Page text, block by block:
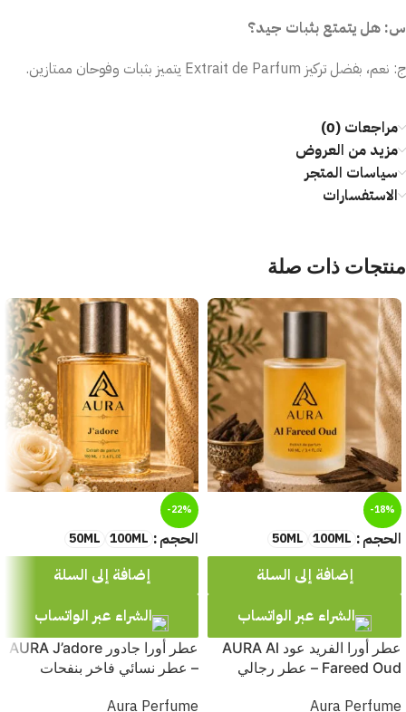
س: هل يتمتع بثبات جيد؟
ج: نعم، بفضل تركيز Extrait de Parfum يتميز بثبات وفوحان ممتازين.
مراجعات (0)
مزيد من العروض
سياسات المتجر
الاستفسارات
منتجات ذات صلة
-18%
الحجم 100ML
50ML
إضافة إلى السلة
الشراء عبر الواتساب
عطر أورا الفريد عود AURA Al
Fareed Oud – عطر رجالي
Aura Perfume
-22%
الحجم 100ML
50ML
إضافة إلى السلة
الشراء عبر الواتساب
عطر أورا جادور AURA J’adore
– عطر نسائي فاخر بنفحات
Aura Perfume